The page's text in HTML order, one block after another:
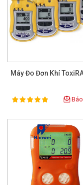
Máy Đo Đơn Khí
Rating:
100%